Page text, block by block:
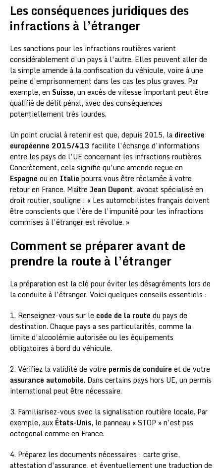
Les conséquences juridiques des
infractions à l’étranger
Les sanctions pour les infractions routières varient
considérablement d’un pays à l’autre. Elles peuvent aller de
la simple amende à la confiscation du véhicule, voire à une
peine d’emprisonnement dans les cas les plus graves. Par
exemple, en Suisse, un excès de vitesse important peut être
qualifié de délit pénal, avec des conséquences
potentiellement très lourdes.
Un point crucial à retenir est que, depuis 2015, la directive
européenne 2015/413 facilite l’échange d’informations
entre les pays de l’UE concernant les infractions routières.
Concrètement, cela signifie qu’une amende reçue en
Espagne ou en Italie pourra vous être réclamée à votre
retour en France. Maître Jean Dupont, avocat spécialisé en
droit routier, souligne : « Les automobilistes français doivent
être conscients que l’ère de l’impunité pour les infractions
commises à l’étranger est révolue. »
Comment se préparer avant de
prendre la route à l’étranger
La préparation est la clé pour éviter les désagréments lors de
la conduite à l’étranger. Voici quelques conseils essentiels :
1. Renseignez-vous sur le code de la route du pays de
destination. Chaque pays a ses particularités, comme la
limite d’alcoolémie autorisée ou les équipements
obligatoires à bord du véhicule.
2. Vérifiez la validité de votre permis de conduire et de votre
assurance automobile. Dans certains pays hors UE, un permis
international peut être nécessaire.
3. Familiarisez-vous avec la signalisation routière locale. Par
exemple, aux États-Unis, le panneau « STOP » n’est pas
octogonal comme en France.
4. Préparez les documents nécessaires : carte grise,
attestation d’assurance, et éventuellement une traduction de